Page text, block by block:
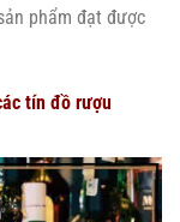
phẩm đạt được
tín đồ rượu